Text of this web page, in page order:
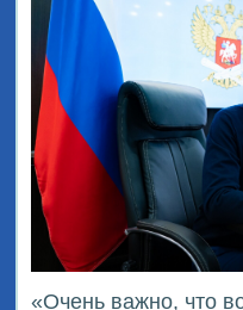
«Очень важно, что